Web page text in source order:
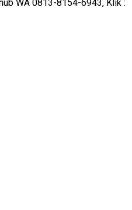
WA 0813-8154-6943, Klik :